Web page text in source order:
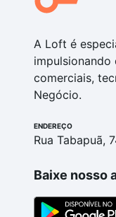
A Loft é
comerciais,
Negócio.
ENDEREÇO
Rua Tabapuã,
Baixe nosso